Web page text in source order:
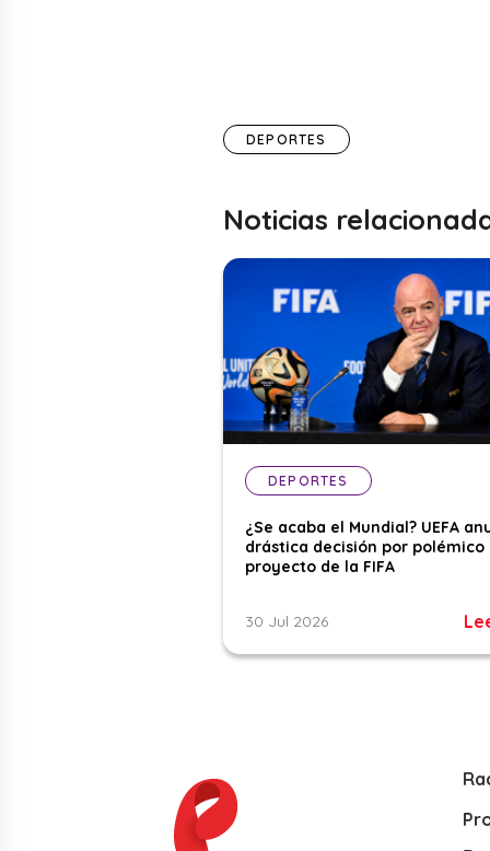
DEPORTES
Noticias
DEPORTES
¿Se acaba el Mundial? UEFA
drástica decisión por polémico
proyecto de la FIFA
30 Jul 2026